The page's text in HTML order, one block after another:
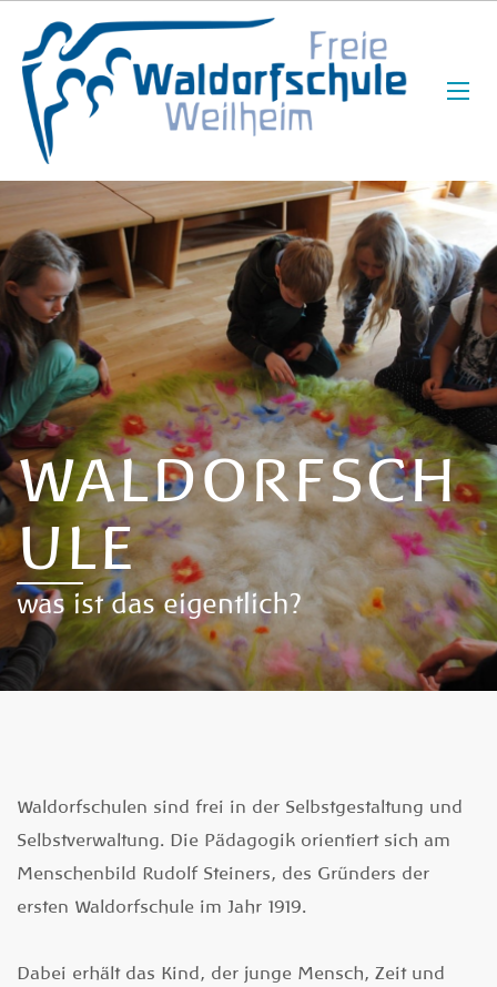
WALDORFSCH
ULE
was ist das eigentlich?
Waldorfschulen sind frei in der Selbstgestaltung und
Selbstverwaltung. Die Pädagogik orientiert sich am
Menschenbild Rudolf Steiners, des Gründers der
ersten Waldorfschule im Jahr 1919.
Dabei erhält das Kind, der junge Mensch, Zeit und